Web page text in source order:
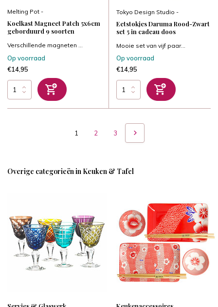
Melting Pot -
Koelkast Magneet Patch 5x6cm
geborduurd 9 soorten
Verschillende magneten ...
Op voorraad
€14,95
Tokyo Design Studio -
Eetstokjes Daruma Rood-Zwart
set 5 in cadeau doos
Mooie set van vijf paar...
Op voorraad
€14,95
1 2 3
Overige categorieën in Keuken & Tafel